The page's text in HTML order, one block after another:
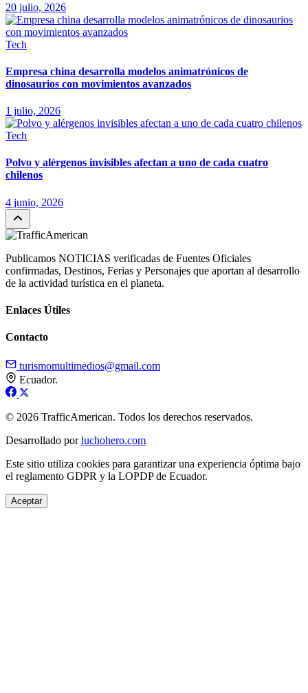
20 julio, 2026
Tech
Empresa china desarrolla modelos animatrónicos de
dinosaurios con movimientos avanzados
1 julio, 2026
Tech
Polvo y alérgenos invisibles afectan a uno de cada cuatro
chilenos
4 junio, 2026
Publicamos NOTICIAS verificadas de Fuentes Oficiales
confirmadas, Destinos, Ferias y Personajes que aportan al desarrollo
de la actividad turística en el planeta.
Enlaces Útiles
Contacto
turismomultimedios@gmail.com
Ecuador.
© 2026 TrafficAmerican. Todos los derechos reservados.
Desarrollado porluchohero.com
Este sitio utiliza cookies para garantizar una experiencia óptima bajo
el reglamento GDPR y la LOPDP de Ecuador.
Aceptar